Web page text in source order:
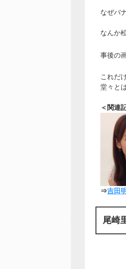
なぜバ
なんか
事後の
これだ
堂々と
＜関連
⇒吉田
尾崎